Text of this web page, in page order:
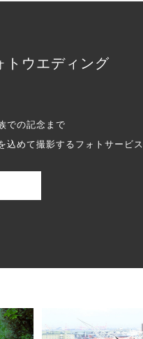
トウエディング
での記念まで
込めて撮影するフォトサービス